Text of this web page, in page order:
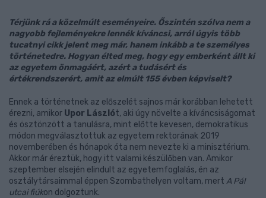
Térjünk rá a közelmúlt eseményeire. Őszintén szólva nem a
nagyobb fejleményekre lennék kíváncsi, arról úgyis több
tucatnyi cikk jelent meg már, hanem inkább a te személyes
történetedre. Hogyan élted meg, hogy egy emberként állt ki
az egyetem önmagáért, azért a tudásért és
értékrendszerért, amit az elmúlt 155 évben képviselt?
Ennek a történetnek az előszelét sajnos már korábban lehetett
érezni, amikor Upor Lászlót, aki úgy növelte a kíváncsiságomat
és ösztönzött a tanulásra, mint előtte kevesen, demokratikus
módon megválasztottuk az egyetem rektorának 2019
novemberében és hónapok óta nem nevezte ki a minisztérium.
Akkor már éreztük, hogy itt valami készülőben van. Amikor
szeptember elsején elindult az egyetemfoglalás, én az
osztálytársaimmal éppen Szombathelyen voltam, mert A Pál
utcai fiúkon dolgoztunk.